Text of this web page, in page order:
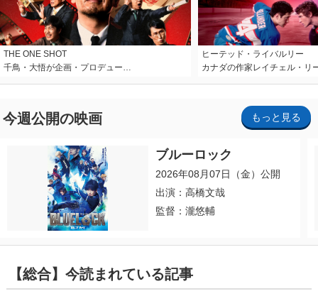
THE ONE SHOT
千鳥・大悟が企画・プロデュー…
ヒーテッド・ライバルリー
カナダの作家レイチェル・リ
今週公開の映画 もっと見る
ブルーロック
2026年08月07日（金）公開
出演：高橋文哉
監督：瀧悠輔
【総合】今読まれている記事